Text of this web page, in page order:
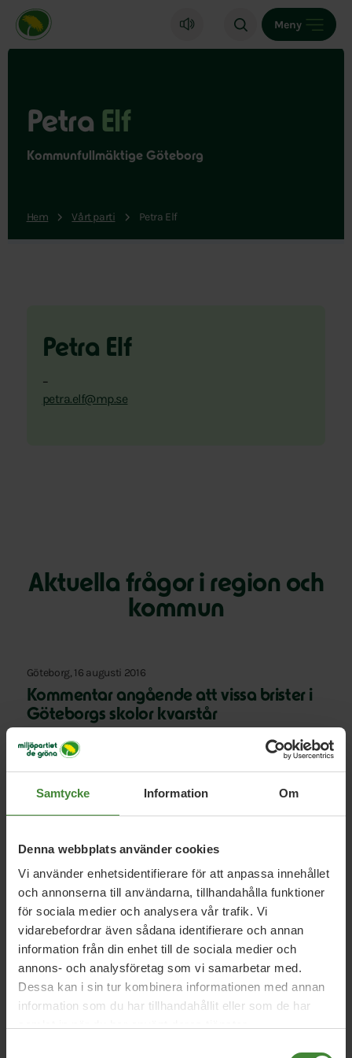
Samtycke Information Om
Denna webbplats använder cookies
Vi använder enhetsidentifierare för att anpassa innehållet
och annonserna till användarna, tillhandahålla funktioner
för sociala medier och analysera vår trafik. Vi
vidarebefordrar även sådana identifierare och annan
information från din enhet till de sociala medier och
annons- och analysföretag som vi samarbetar med.
Dessa kan i sin tur kombinera informationen med annan
information som du har tillhandahållit eller som de har
Miljöpartiet de gröna, startsida
Meny
Petra Elf
Kommunfullmäktige Göteborg
Hem Vårt parti Petra Elf
Petra Elf
–
petra.elf@mp.se
Aktuella frågor i region och
kommun
Göteborg, 16 augusti 2016
Kommentar angående att vissa brister i
Göteborgs skolor kvarstår
Uppdrag medPetra Elf
Kommunfullmäktige
Göteborg
Bosse Parbring Eva Ternegren
Helena Norin
Karin Pleijel
Klas Forsberg Petra Elf
Sophia